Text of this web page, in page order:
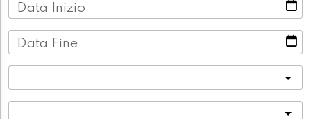
Data Inizio
Data Fine